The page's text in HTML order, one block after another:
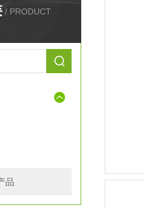
/ PRODUCT
品